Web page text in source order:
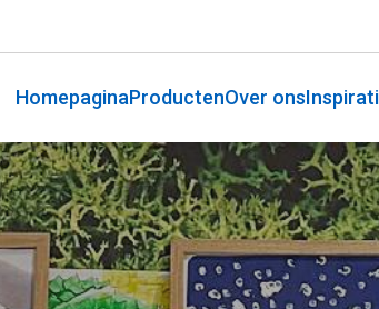
HomepaginaProductenOver ons